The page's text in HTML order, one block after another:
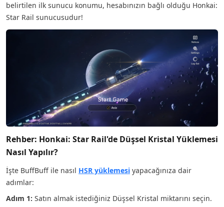
belirtilen ilk sunucu konumu, hesabınızın bağlı olduğu Honkai:
Star Rail sunucusudur!
Rehber: Honkai: Star Rail'de Düşsel Kristal Yüklemesi
Nasıl Yapılır?
İşte BuffBuff ile nasıl HSR yüklemesi yapacağınıza dair
adımlar:
Adım 1: Satın almak istediğiniz Düşsel Kristal miktarını seçin.